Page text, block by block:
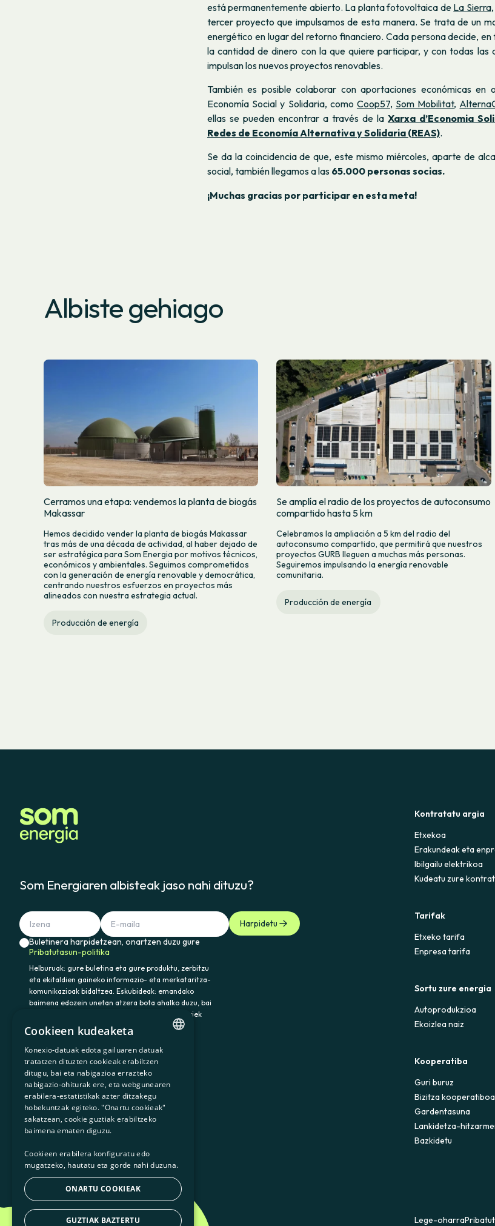
está permanentemente abierto. La planta fotovoltaica de La Sierra
tercer proyecto que impulsamos de esta manera. Se trata de un
energético en lugar del retorno financiero. Cada persona decide, en
la cantidad de dinero con la que quiere participar, y con todas las
impulsan los nuevos proyectos renovables.
También es posible colaborar con aportaciones económicas en
Economía Social y Solidaria, como Coop57, Som Mobilitat,
ellas se pueden encontrar a través de la Xarxa d’Economia
Redes de Economía Alternativa y Solidaria (REAS).
Se da la coincidencia de que, este mismo miércoles, aparte de
social, también llegamos a las 65.000 personas socias.
¡Muchas gracias por participar en esta meta!
Albiste gehiago
Cerramos una etapa: vendemos la planta de biogás
Makassar
Hemos decidido vender la planta de biogás Makassar
tras más de una década de actividad, al haber dejado de
ser estratégica para Som Energia por motivos técnicos,
económicos y ambientales. Seguimos comprometidos
con la generación de energía renovable y democrática,
centrando nuestros esfuerzos en proyectos más
alineados con nuestra estrategia actual.
Producción de energía
Se amplía el radio de los proyectos de autoconsumo
compartido hasta 5 km
Celebramos la ampliación a 5 km del radio del
autoconsumo compartido, que permitirá que nuestros
proyectos GURB lleguen a muchas más personas.
Seguiremos impulsando la energía renovable
comunitaria.
Producción de energía
Som Energiaren albisteak jaso nahi dituzu?
Harpidetu
Buletinera harpidetzean, onartzen duzu gure
Pribatutasun-politika
Helburuak: gure buletina eta gure produktu, zerbitzu
eta ekitaldien gaineko informazio- eta merkataritza-
komunikazioak bidaltzea. Eskubideak: emandako
baimena edozein unetan atzera bota ahalko duzu, bai
eta datuak atzitu, zuzendu eta ezabatu ere. Horiek
eta gainerako eskubideak baliatzeko idatzi
somenergia@delegado-datos.com helbidera.
Informazio osagarria: Pribatutasun-politika
900 103 605
Kontratatu argia
Etxekoa
Erakundeak eta
Ibilgailu elektrikoa
Kudeatu zure
Tarifak
Etxeko tarifa
Enpresa tarifa
Sortu zure energia
Autoprodukzioa
Ekoizlea naiz
Kooperatiba
Guri buruz
Bizitza kooperatiboa
Gardentasuna
Lankidetza-
Bazkidetu
Lege-oharra
CATALAN
SPANISH
GL
BASQUE
Cookieen kudeaketa
Konexio-datuak edota gailuaren datuak
tratatzen dituzten cookieak erabiltzen
ditugu, bai eta nabigazioa errazteko
nabigazio-ohiturak ere, eta webgunearen
erabilera-estatistikak azter ditzakegu
hobekuntzak egiteko. "Onartu cookieak"
sakatzean, cookie guztiak erabiltzeko
baimena ematen diguzu.
Cookieen erabilera konfiguratu edo
mugatzeko, hautatu eta gorde nahi duzuna.
ONARTU COOKIEAK
GUZTIAK BAZTERTU